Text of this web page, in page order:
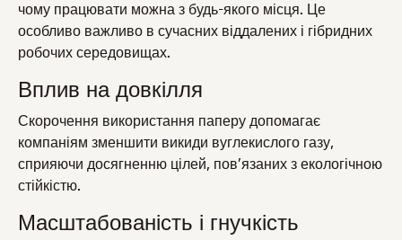
чому працювати можна з будь-якого місця. Це
особливо важливо в сучасних віддалених і гібридних
робочих середовищах.
Вплив на довкілля
Скорочення використання паперу допомагає
компаніям зменшити викиди вуглекислого газу,
сприяючи досягненню цілей, пов’язаних з екологічною
стійкістю.
Масштабованість і гнучкість